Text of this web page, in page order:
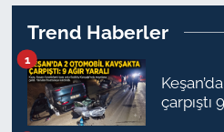
Trend Haberler
çarpıştı
1